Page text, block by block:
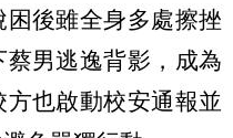
後雖全身多處擦挫
男逃逸背影，成為
也啟動校安通報並